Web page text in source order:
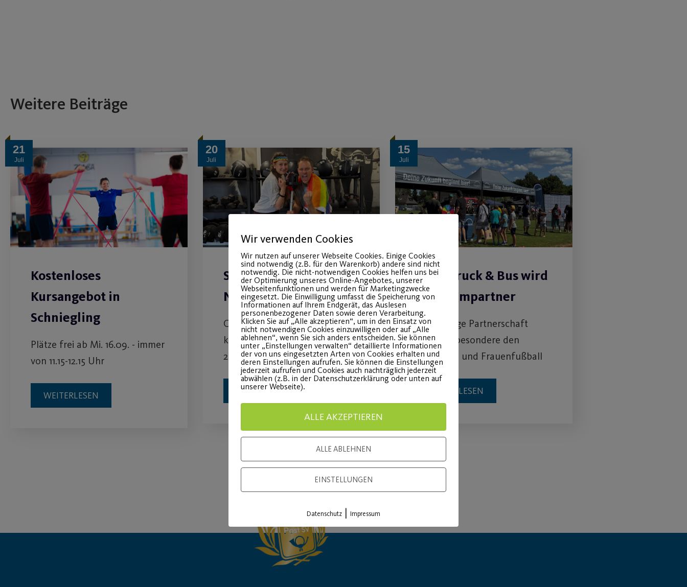
Weitere Beiträge
21
Juli
Kostenloses
Kursangebot in
Schniegling
Plätze frei ab Mi. 16.09. - immer
von 11.15-12.15 Uhr
WEITERLESEN
20
Juli
Sportlich in den CSD
Nürnberg
Christopher Street Day -
kostenlose Kursstunden vom
25.07.-06.08
WEITERLESEN
15
Juli
MAN Truck & Bus wird
Premiumpartner
Langfristige Partnerschaft
stärkt insbesondere den
Mädchen- und Frauenfußball
WEITERLESEN
Load More
Wir verwenden Cookies
Wir nutzen auf unserer Webseite Cookies. Einige Cookies
sind notwendig (z.B. für den Warenkorb) andere sind nicht
notwendig. Die nicht-notwendigen Cookies helfen uns bei
der Optimierung unseres Online-Angebotes, unserer
Webseitenfunktionen und werden für Marketingzwecke
eingesetzt. Die Einwilligung umfasst die Speicherung von
Informationen auf Ihrem Endgerät, das Auslesen
personenbezogener Daten sowie deren Verarbeitung.
Klicken Sie auf „Alle akzeptieren“, um in den Einsatz von
nicht notwendigen Cookies einzuwilligen oder auf „Alle
ablehnen“, wenn Sie sich anders entscheiden. Sie können
unter „Einstellungen verwalten“ detaillierte Informationen
der von uns eingesetzten Arten von Cookies erhalten und
deren Einstellungen aufrufen. Sie können die Einstellungen
jederzeit aufrufen und Cookies auch nachträglich jederzeit
abwählen (z.B. in der Datenschutzerklärung oder unten auf
unserer Webseite).
ALLE AKZEPTIEREN
ALLE ABLEHNEN
EINSTELLUNGEN
Datenschutz | Impressum